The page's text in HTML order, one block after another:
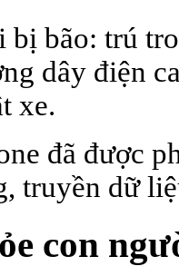
bị bão: trú
dây điện
xe.
đã được
truyền dữ
con